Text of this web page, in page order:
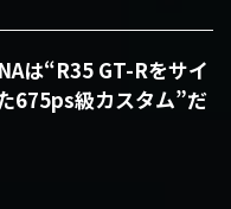
は“R35 GT-Rをサイ
675ps級カスタム”だ